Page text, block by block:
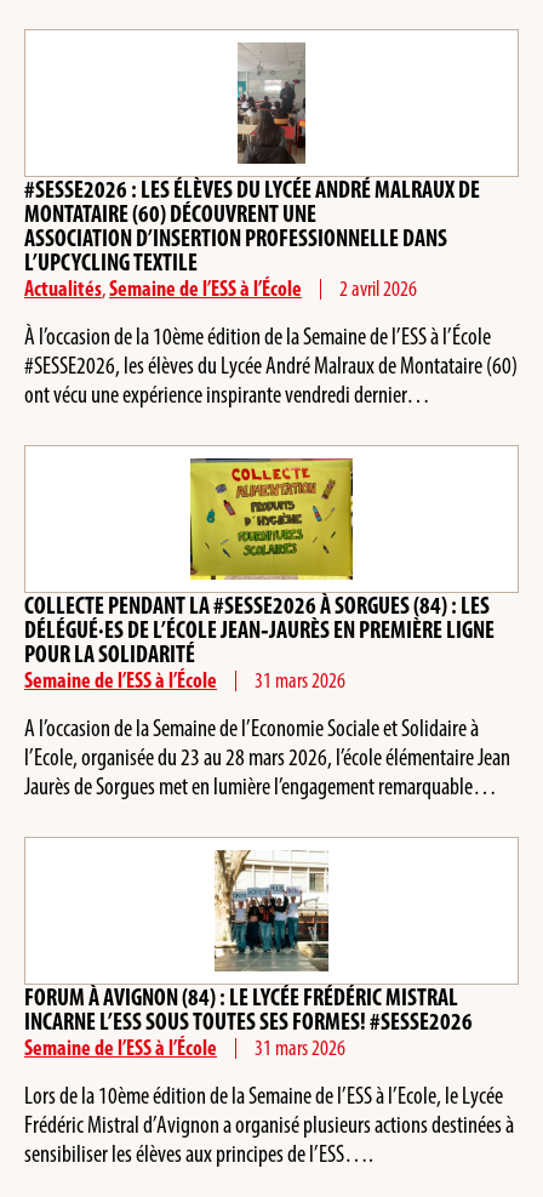
#SESSE2026 : LES ÉLÈVES DU LYCÉE ANDRÉ MALRAUX DE
MONTATAIRE (60) DÉCOUVRENT UNE
ASSOCIATION D’INSERTION PROFESSIONNELLE DANS
L’UPCYCLING TEXTILE
Actualités,Semaine de l’ESS à l’École 2 avril 2026
À l’occasion de la 10ème édition de la Semaine de l’ESS à l’École
#SESSE2026, les élèves du Lycée André Malraux de Montataire (60)
ont vécu une expérience inspirante vendredi dernier…
COLLECTE PENDANT LA #SESSE2026 À SORGUES (84) : LES
DÉLÉGUÉ·ES DE L’ÉCOLE JEAN‑JAURÈS EN PREMIÈRE LIGNE
POUR LA SOLIDARITÉ
Semaine de l’ESS à l’École 31 mars 2026
A l’occasion de la Semaine de l’Economie Sociale et Solidaire à
l’Ecole, organisée du 23 au 28 mars 2026, l’école élémentaire Jean
Jaurès de Sorgues met en lumière l’engagement remarquable…
FORUM À AVIGNON (84) : LE LYCÉE FRÉDÉRIC MISTRAL
INCARNE L’ESS SOUS TOUTES SES FORMES! #SESSE2026
Semaine de l’ESS à l’École 31 mars 2026
Lors de la 10ème édition de la Semaine de l’ESS à l’Ecole, le Lycée
Frédéric Mistral d’Avignon a organisé plusieurs actions destinées à
sensibiliser les élèves aux principes de l’ESS….